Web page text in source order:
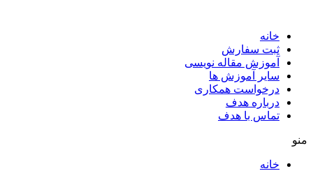
خانه
ثبت سفارش
آموزش مقاله نویسی
سایر آموزش ها
درخواست همکاری
درباره هدف
تماس با هدف
منو
خانه